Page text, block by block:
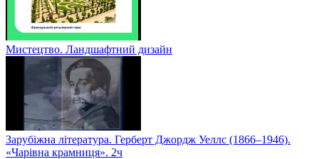
Мистецтво. Ландшафтний дизайн
Зарубіжна література. Герберт Джордж Уеллс (1866–1946).
«Чарівна крамниця». 2ч